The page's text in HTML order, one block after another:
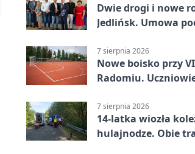
Dwie drogi i nowe
Jedlińsk. Umowa
7 sierpnia 2026
Nowe boisko przy
Radomiu.
7 sierpnia 2026
14-latka wiozła
hulajnodze. Obie